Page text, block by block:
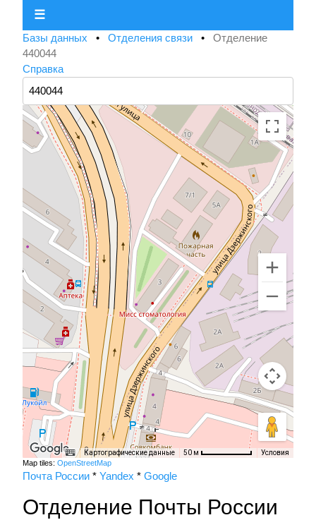
☰
Базы данных • Отделения связи • Отделение
440044
Справка
Картографические данные 50 м Условия
Map tiles: OpenStreetMap
Почта России * Yandex * Google
Отделение Почты России